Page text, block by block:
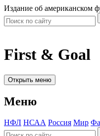
Издание об американском
First & Goal
Открыть меню
Меню
НФЛ НСАА Россия Мир